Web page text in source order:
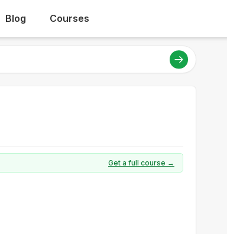
Blog Courses
Get a full course →